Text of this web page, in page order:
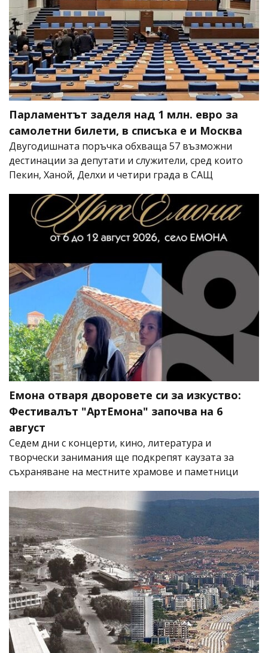
Парламентът заделя над 1 млн. евро за
самолетни билети, в списъка е и Москва
Двугодишната поръчка обхваща 57 възможни
дестинации за депутати и служители, сред които
Пекин, Ханой, Делхи и четири града в САЩ
Емона отваря дворовете си за изкуство:
Фестивалът "АртЕмона" започва на 6
август
Седем дни с концерти, кино, литература и
творчески занимания ще подкрепят каузата за
съхраняване на местните храмове и паметници